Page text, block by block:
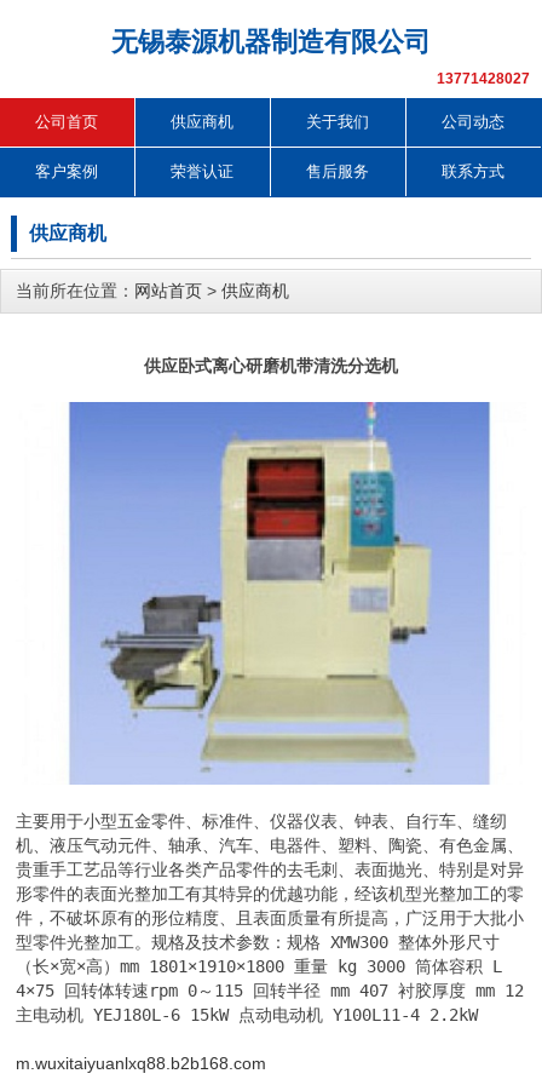
无锡泰源机器制造有限公司
13771428027
公司首页 供应商机 关于我们 公司动态
客户案例 荣誉认证 售后服务 联系方式
供应商机
当前所在位置： 网站首页 > 供应商机
供应卧式离心研磨机带清洗分选机
主要用于小型五金零件、标准件、仪器仪表、钟表、自行车、缝纫
机、液压气动元件、轴承、汽车、电器件、塑料、陶瓷、有色金属、
贵重手工艺品等行业各类产品零件的去毛刺、表面抛光、特别是对异
形零件的表面光整加工有其特异的优越功能，经该机型光整加工的零
件，不破坏原有的形位精度、且表面质量有所提高，广泛用于大批小
型零件光整加工。规格及技术参数：规格 XMW300 整体外形尺寸
（长×宽×高）mm 1801×1910×1800 重量 kg 3000 筒体容积 L
4×75 回转体转速rpm 0～115 回转半径 mm 407 衬胶厚度 mm 12
主电动机 YEJ180L-6 15kW 点动电动机 Y100L11-4 2.2kW
m.wuxitaiyuanlxq88.b2b168.com